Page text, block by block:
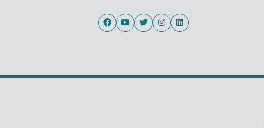
FacebookYoutubeTwitterInstagramLinkedIn